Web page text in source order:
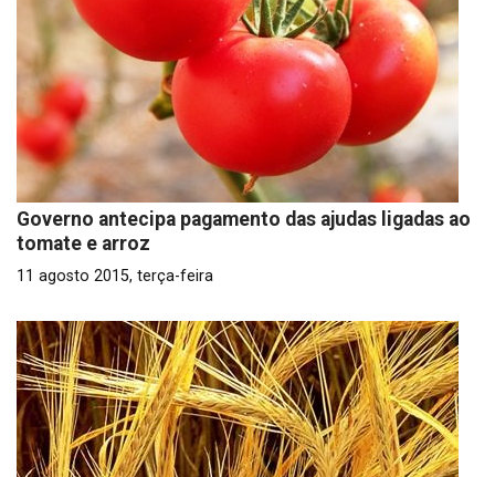
Governo antecipa pagamento das ajudas ligadas ao
tomate e arroz
11 agosto 2015, terça-feira